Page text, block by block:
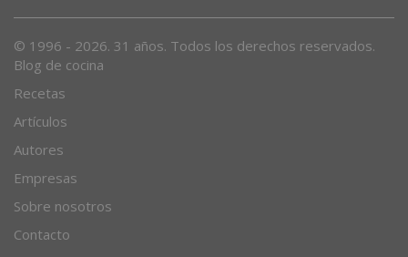
Blog de cocina
Recetas
Artículos
Autores
Empresas
Sobre nosotros